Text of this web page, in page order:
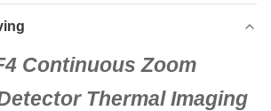
Continuous Zoom
Thermal Imaging